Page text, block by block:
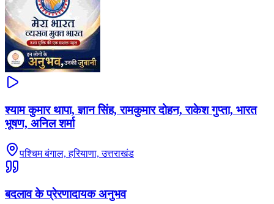
श्याम कुमार थापा, ज्ञान सिंह, रामकुमार दोहन, राकेश गुप्ता, भारत
भूषण, अनिल शर्मा
पश्चिम बंगाल, हरियाणा, उत्तराखंड
बदलाव के प्रेरणादायक अनुभव